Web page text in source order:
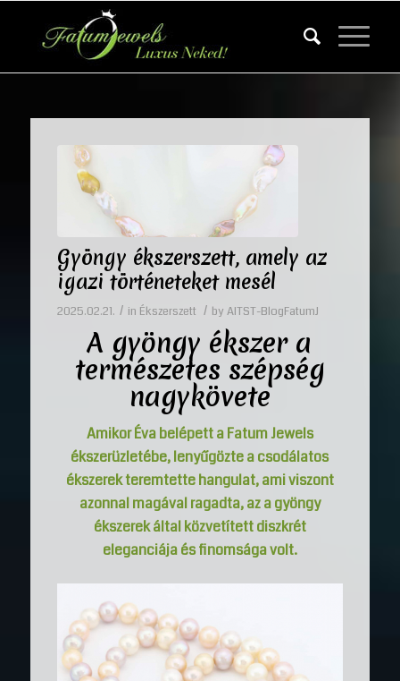
Gyöngy ékszerszett, amely az
igazi történeteket mesél
2025.02.21. / in Ékszerszett / by AITST-BlogFatumJ
A gyöngy ékszer a
természetes szépség
nagykövete
Amikor Éva belépett aFatum Jewels
ékszerüzletébe, lenyűgözte a csodálatos
ékszerek teremtette hangulat, ami viszont
azonnal magával ragadta, az a gyöngy
ékszerek által közvetített diszkrét
eleganciája és finomsága volt.